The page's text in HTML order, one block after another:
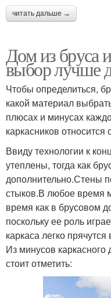
читать дальше →
Дом из бруса
выбор лучше
Чтобы определиться,
какой материал
плюсах и минусах
каркасников
Ввиду технологии к
утеплены, тогда как
дополнительно.Стены
стыков.В любое время
время как в брусовом
поскольку ее роль
каркаса легко
Из минусов
стоит отметить: